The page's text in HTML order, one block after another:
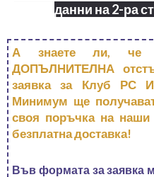
данни на 2-ра
А знаете ли, че
ДОПЪЛНИТЕЛНА
заявка за Клуб РС
Минимум ще
своя поръчка на
безплатна доставка!
Във формата за заявка